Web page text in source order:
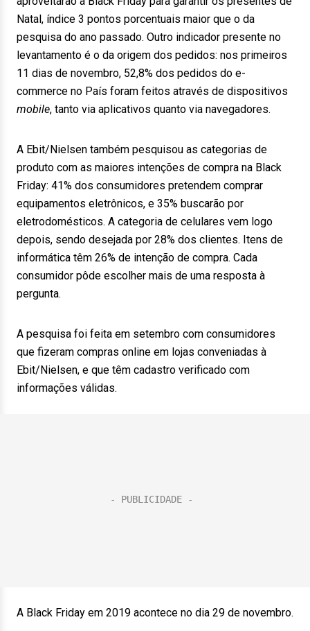
Natal, índice 3 pontos porcentuais maior que o da
pesquisa do ano passado. Outro indicador presente no
levantamento é o da origem dos pedidos: nos primeiros
11 dias de novembro, 52,8% dos pedidos do e-
commerce no País foram feitos através de dispositivos
mobile, tanto via aplicativos quanto via navegadores.
A Ebit/Nielsen também pesquisou as categorias de
produto com as maiores intenções de compra na Black
Friday: 41% dos consumidores pretendem comprar
equipamentos eletrônicos, e 35% buscarão por
eletrodomésticos. A categoria de celulares vem logo
depois, sendo desejada por 28% dos clientes. Itens de
informática têm 26% de intenção de compra. Cada
consumidor pôde escolher mais de uma resposta à
pergunta.
A pesquisa foi feita em setembro com consumidores
que fizeram compras online em lojas conveniadas à
Ebit/Nielsen, e que têm cadastro verificado com
informações válidas.
A Black Friday em 2019 acontece no dia 29 de novembro.